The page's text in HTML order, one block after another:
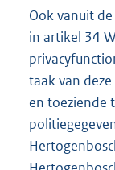
Ook vanuit
in artikel 34
taak van
en toeziende